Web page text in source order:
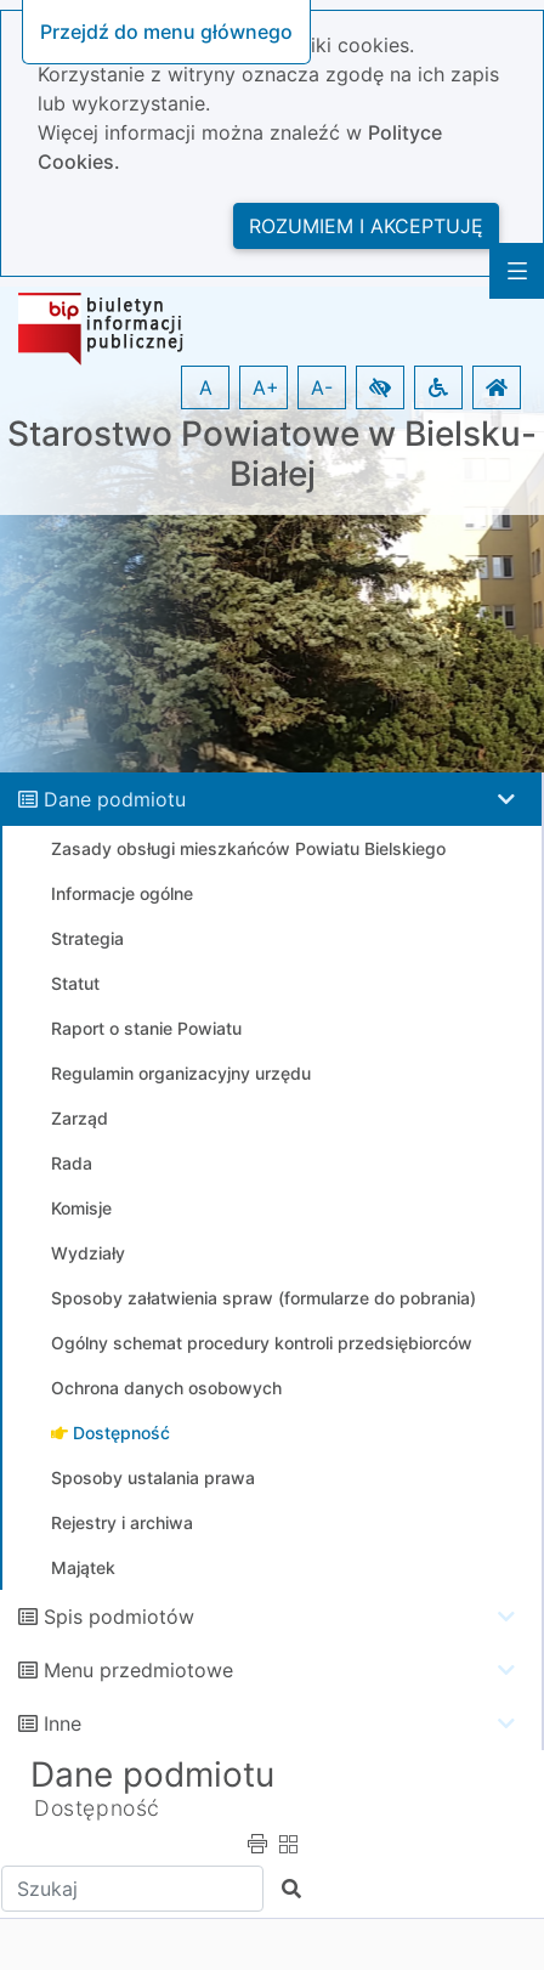
Przejdź do menu głównego
Nasza strona wykorzystuje pliki cookies.
Korzystanie z witryny oznacza zgodę na ich zapis
lub wykorzystanie.
Więcej informacji można znaleźć w Polityce
Cookies.
ROZUMIEM I AKCEPTUJĘ
Starostwo Powiatowe w Bielsku-
Białej
A A+ A-
Dane podmiotu
Zasady obsługi mieszkańców Powiatu Bielskiego
Informacje ogólne
Strategia
Statut
Raport o stanie Powiatu
Regulamin organizacyjny urzędu
Zarząd
Rada
Komisje
Wydziały
Sposoby załatwienia spraw (formularze do pobrania)
Ogólny schemat procedury kontroli przedsiębiorców
Ochrona danych osobowych
Dostępność
Sposoby ustalania prawa
Rejestry i archiwa
Majątek
Spis podmiotów
Menu przedmiotowe
Inne
Dane podmiotu
Dostępność
Wpisz tekst do wyszukania Szukaj